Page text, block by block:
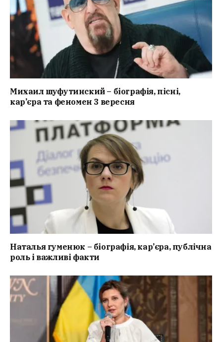
Михаил шуфутинский – біографія, пісні,
кар’єра та феномен 3 вересня
Наталья гуменюк – біографія, кар’єра, публічна
роль і важливі факти